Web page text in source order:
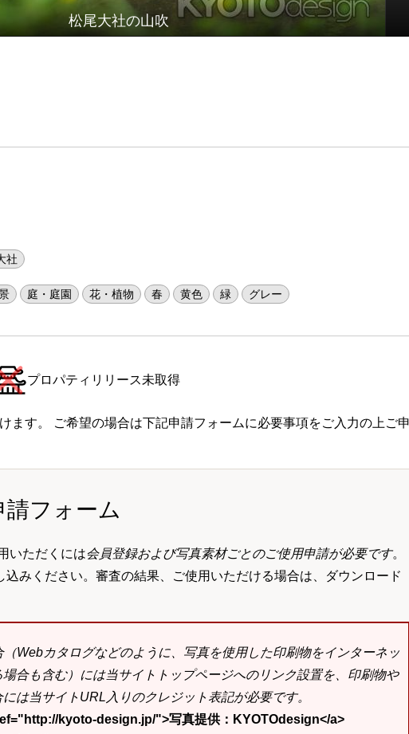
松尾大社の山吹
社
庭・庭園 花・植物 春 黄色 緑 グレー
プロパティリリース未取得
ます。 ご希望の場合は下記申請フォームに必要事項をご入力の上ご
フォーム
いただくには会員登録および写真素材ごとのご使用申請が必要です。
込みください。審査の結果、ご使用いただける場合は、ダウンロード
Webカタログなどのように、写真を使用した印刷物をインターネッ
場合も含む）には当サイトトップページへのリンク設置を、印刷物や
は当サイトURL入りのクレジット表記が必要です。
kyoto-design.jp/">写真提供：KYOTOdesign</a>